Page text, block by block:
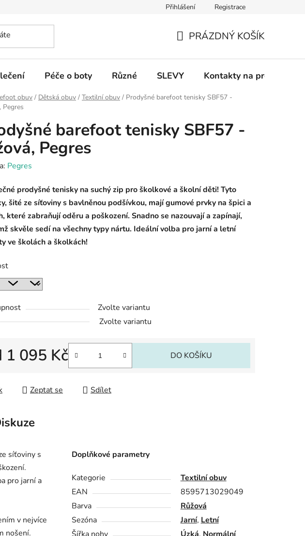
na prodejny Informace k on-line platbám Odstoupení od
Přihlášení Registrace
KOŠÍK
PRÁZDNÝ KOŠÍK
Péče o boty Různé SLEVY Kontakty na prodejny
obuv / Dětská obuv / Textilní obuv / Prodyšné barefoot tenisky SBF57 -
Pegres
barefoot tenisky SBF57 -
Pegres
Pegres
prodyšné tenisky na suchý zip pro školkové a školní děti! Tyto
šité ze síťoviny s bavlněnou podšívkou, mají gumové prvky na špici a
které zabraňují oděru a poškození. Snadno se nazouvají a zapínají,
skvěle sedí na všechny typy nártu. Ideální volba pro jarní a letní
ve školách a školkách!
Zvolte variantu
Zvolte variantu
1 095 Kč DO KOŠÍKU
Zeptat se Sdílet
síťoviny s
pro jarní a
v nejvíce
nošení.
Doplňkové parametry
Kategorie
Textilní obuv
EAN
8595713029049
Barva
Růžová
Sezóna
Jarní, Letní